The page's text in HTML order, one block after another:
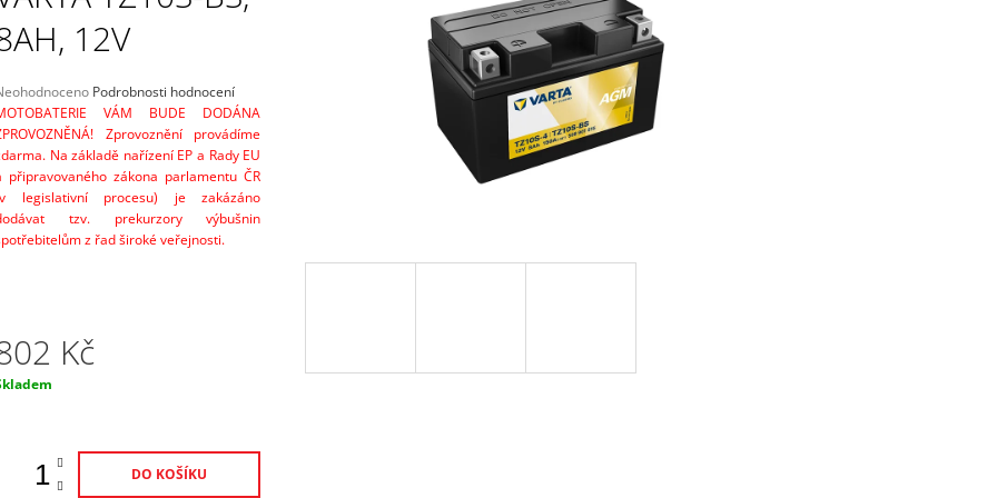
12V
hvězdiček.
Podrobnosti hodnocení
VÁM BUDE DODÁNA
Zprovoznění provádíme
Na základě nařízení EP a Rady EU
připravovaného zákona parlamentu ČR
legislativní procesu) je zakázáno
tzv. prekurzory výbušnin
z řad široké veřejnosti.
Kč
DO KOŠÍKU
Kč
2 298 Kč